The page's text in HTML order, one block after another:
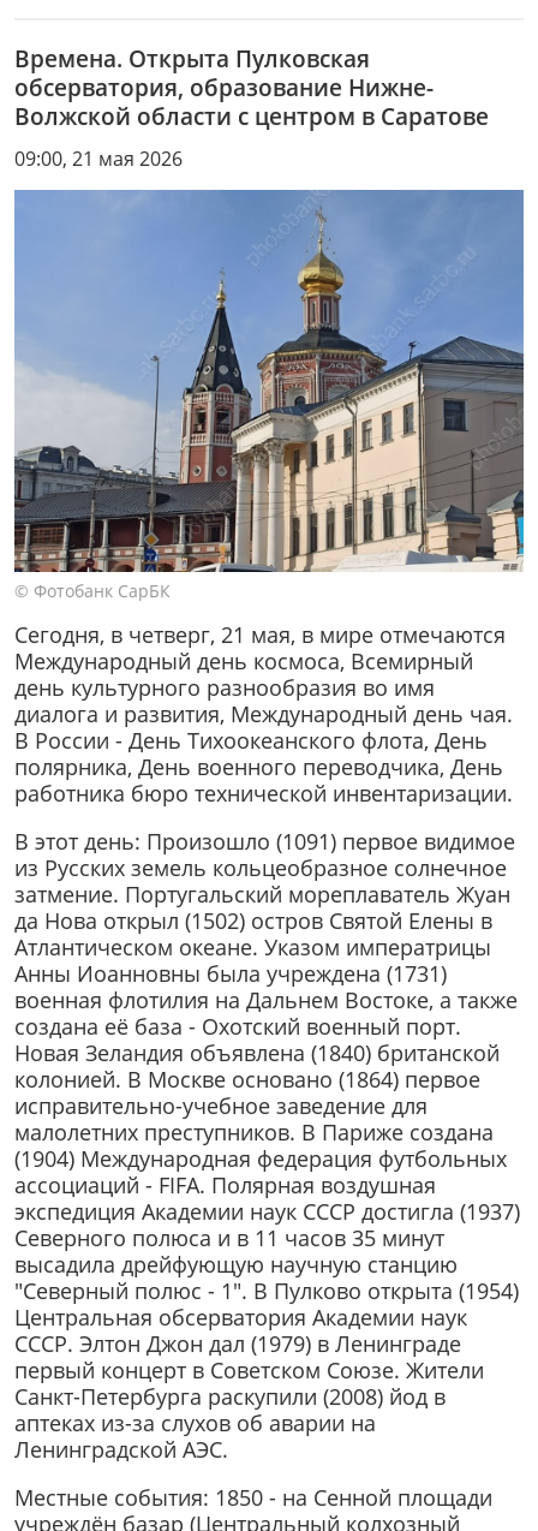
Времена. Открыта Пулковская
обсерватория, образование Нижне-
Волжской области с центром в Саратове
09:00, 21 мая 2026
© Фотобанк СарБК
Сегодня, в четверг, 21 мая, в мире отмечаются
Международный день космоса, Всемирный
день культурного разнообразия во имя
диалога и развития, Международный день чая.
В России - День Тихоокеанского флота, День
полярника, День военного переводчика, День
работника бюро технической инвентаризации.
В этот день: Произошло (1091) первое видимое
из Русских земель кольцеобразное солнечное
затмение. Португальский мореплаватель Жуан
да Нова открыл (1502) остров Святой Елены в
Атлантическом океане. Указом императрицы
Анны Иоанновны была учреждена (1731)
военная флотилия на Дальнем Востоке, а также
создана её база - Охотский военный порт.
Новая Зеландия объявлена (1840) британской
колонией. В Москве основано (1864) первое
исправительно-учебное заведение для
малолетних преступников. В Париже создана
(1904) Международная федерация футбольных
ассоциаций - FIFA. Полярная воздушная
экспедиция Академии наук СССР достигла (1937)
Северного полюса и в 11 часов 35 минут
высадила дрейфующую научную станцию
"Северный полюс - 1". В Пулково открыта (1954)
Центральная обсерватория Академии наук
СССР. Элтон Джон дал (1979) в Ленинграде
первый концерт в Советском Союзе. Жители
Санкт-Петербурга раскупили (2008) йод в
аптеках из-за слухов об аварии на
Ленинградской АЭС.
Местные события: 1850 - на Сенной площади
учреждён базар (Центральный колхозный